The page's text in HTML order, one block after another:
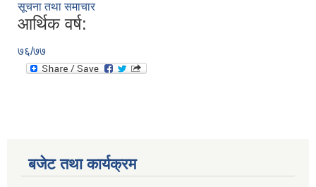
सूचना तथा समाचार
आर्थिक वर्ष:
७६/७७
बजेट तथा कार्यक्रम